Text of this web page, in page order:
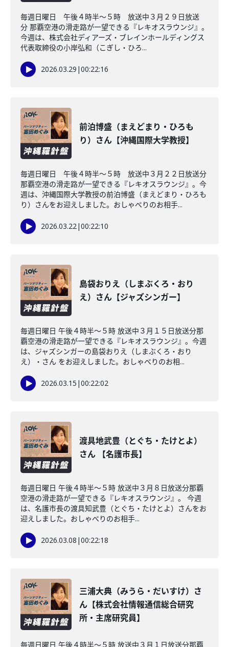
毎週日曜日 午後４時半～５時 放送中３月２９日放送
分 那覇空港の滑走路が一望できる『レキオスラウンジ』。
今週は、株式会社ディアーズ・ブレインホールディングス
代表取締役の小岸弘和（こぎし・ひろ...
2026.03.29 |00:22:16
前泊博盛（まえどまり・ひろも
り）さん【沖縄国際大学教授】
毎週日曜日 午後４時半～５時 放送中３月２２日放送分
那覇空港の滑走路が一望できる『レキオスラウンジ』。今
週は、沖縄国際大学教授の前泊博盛（まえどまり・ひろも
り）さんをお迎えしました。おしゃべりのお相手...
2026.03.22|00:22:10
島袋おりえ（しまぶくろ・おり
え）さん【ジャズシンガー】
毎週日曜日 午後４時半～５時 放送中３月１５日放送分那
覇空港の滑走路が一望できる『レキオスラウンジ』。今週
は、ジャズシンガーの島袋おりえ（しまぶくろ・おり
え）・さん をお迎えしました。おしゃべりのお相...
2026.03.15 |00:22:02
渡具地武豊（とぐち・たけとよ）
さん 【名護市長】
毎週日曜日 午後４時半～５時 放送中３月８日放送分那覇
空港の滑走路が一望できる『レキオスラウンジ』。 今週
は、名護市長の渡具知武豊（とぐち・たけとよ）さんをお
迎えしました。おしゃべりのお相手...
2026.03.08 |00:22:18
三浦大典（みうら・だいすけ）さ
ん【株式会社情報通信総合研究
所・主席研究員】
毎週日曜日 午後４時半～５時 放送中３月１日放送分那覇